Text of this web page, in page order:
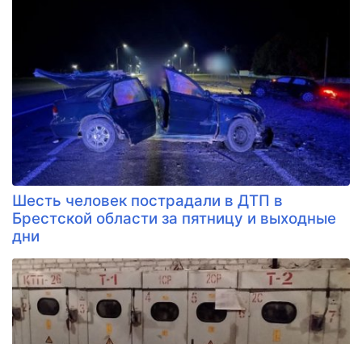
Шесть человек пострадали в ДТП в
Брестской области за пятницу и выходные
дни